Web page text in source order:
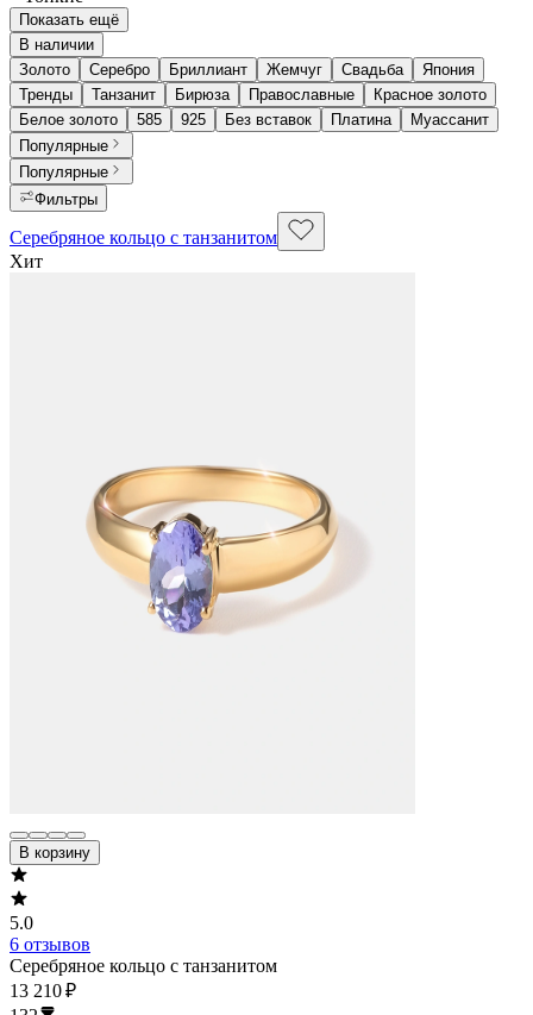
Показать ещё
В наличии
Золото
Серебро Бриллиант Жемчуг Свадьба
Япония
Тренды
Танзанит Бирюза Православные
Красное золото
Белое золото
585 925 Без вставок Платина
Муассанит
Популярные
Популярные
Фильтры
Серебряное кольцо с танзанитом
Хит
В корзину
5.0
6 отзывов
Серебряное кольцо с танзанитом
13 210 ₽